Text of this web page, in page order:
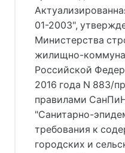
01-2003",
Министерства
жилищно-
Российской
2016 года N 883/пр
правилами
"Санитарно-
требования к
городских и